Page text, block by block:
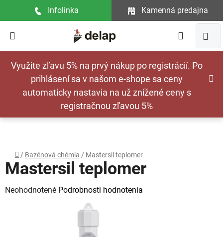
Využite zľavu 5% na prvý nákup po registrácií. Po
prihlásení sa v našom e-shope sa ceny
automaticky nastavia na už znížené ceny s
registračnou zľavou 5%
Infolinka Kamenná predajna
Hľadať
Domov
/ Bazénová chémia / Mastersil teplomer
Mastersil teplomer
Priemerné
Neohodnotené Podrobnosti hodnotenia